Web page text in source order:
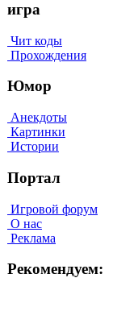
игра
Чит коды
Прохождения
Юмор
Анекдоты
Картинки
Истории
Портал
Игровой форум
О нас
Реклама
Рекомендуем: